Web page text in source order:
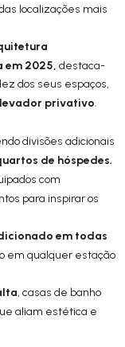
localizações mais
em 2025, destaca-
dos seus espaços,
privativo.
divisões adicionais
de hóspedes.
com
para inspirar os
em todas
em qualquer estação
, casas de banho
aliam estética e